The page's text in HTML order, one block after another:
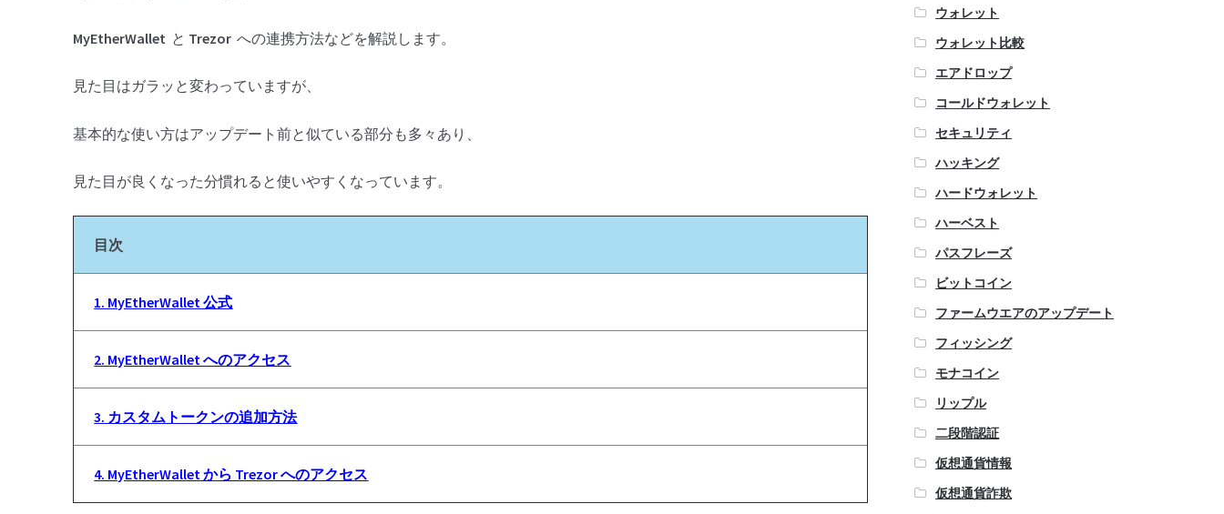
MyEtherWallet と Trezorへの連携方法などを解説します。
見た目はガラッと変わっていますが、
基本的な使い方はアップデート前と似ている部分も多々あり、
見た目が良くなった分慣れると使いやすくなっています。
目次
1. MyEtherWallet 公式
2. MyEtherWallet へのアクセス
3. カスタムトークンの追加方法
4. MyEtherWallet から Trezor へのアクセス
ウォレット
ウォレット比較
エアドロップ
コールドウォレット
セキュリティ
ハッキング
ハードウォレット
ハーベスト
パスフレーズ
ビットコイン
ファームウエアのアップデート
フィッシング
モナコイン
リップル
二段階認証
仮想通貨情報
仮想通貨詐欺